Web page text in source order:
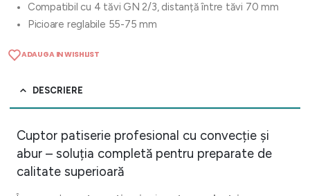
Compatibil cu 4 tăvi GN 2/3, distanță între tăvi 70 mm
Picioare reglabile 55-75 mm
ADAUGA IN WISHLIST
DESCRIERE
Cuptor patiserie profesional cu convecție și
abur – soluția completă pentru preparate de
calitate superioară